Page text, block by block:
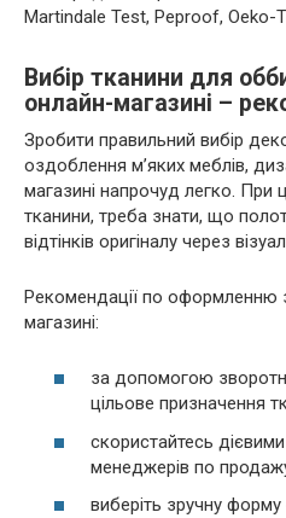
Martindale Test, Peproof, Oeko-
Вибір тканини для
онлайн-магазині –
Зробити правильний вибір
оздоблення м’яких меблів,
магазині напрочуд легко. При
тканини, треба знати, що
відтінків оригіналу через
Рекомендації по оформленню
магазині:
за допомогою
цільове призначення
скористайтесь
менеджерів по
виберіть зручну